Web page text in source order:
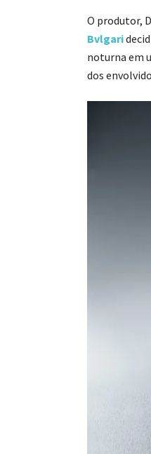
O produtor,
Bvlgari
noturna em
dos